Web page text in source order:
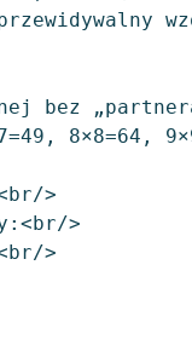
bez
8×8=64,
>
>
>